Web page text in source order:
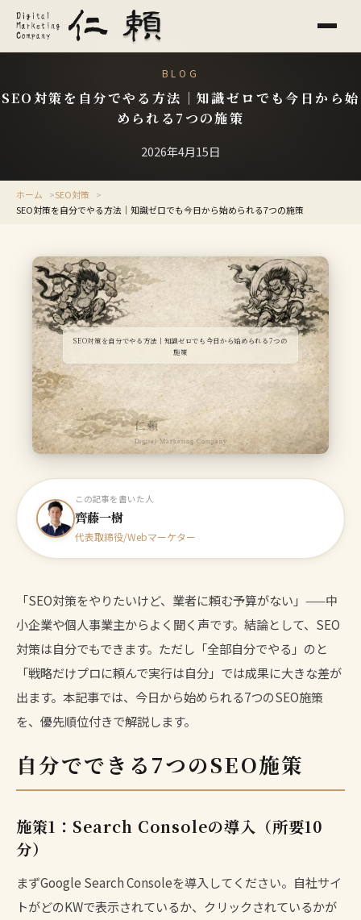
BLOG
SEO対策を自分でやる方法｜知識ゼロでも今日から始
められる7つの施策
2026年4月15日
ホーム
SEO対策
SEO対策を自分でやる方法｜知識ゼロでも今日から始められる7つの施策
SEO対策を自分でやる方法｜知識ゼロでも今日から始められる7つの
施策
仁頼
Digital Marketing Company
この記事を書いた人
齊藤一樹
代表取締役/Webマーケター
「SEO対策をやりたいけど、業者に頼む予算がない」——中
小企業や個人事業主からよく聞く声です。結論として、SEO
対策は自分でもできます。ただし「全部自分でやる」のと
「戦略だけプロに頼んで実行は自分」では成果に大きな差が
出ます。本記事では、今日から始められる7つのSEO施策
を、優先順位付きで解説します。
自分でできる7つのSEO施策
施策1：Search Consoleの導入（所要10
分）
まずGoogle Search Consoleを導入してください。自社サイ
トがどのKWで表示されているか、クリックされているかが